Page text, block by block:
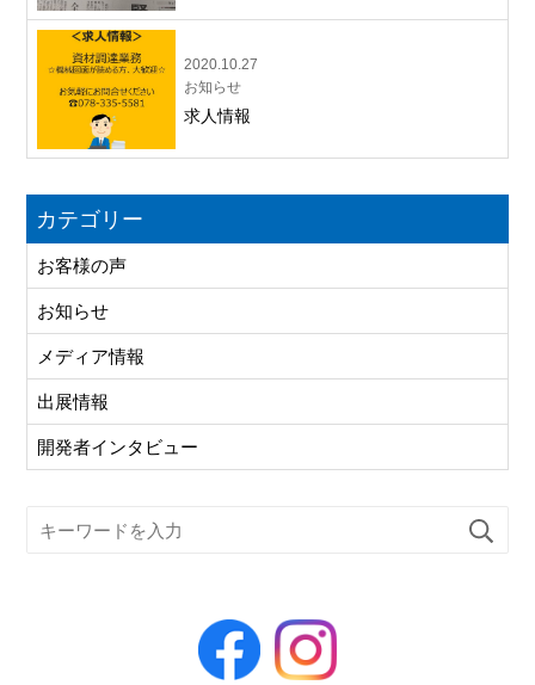
2020.10.27
お知らせ
求人情報
カテゴリー
お客様の声
お知らせ
メディア情報
出展情報
開発者インタビュー